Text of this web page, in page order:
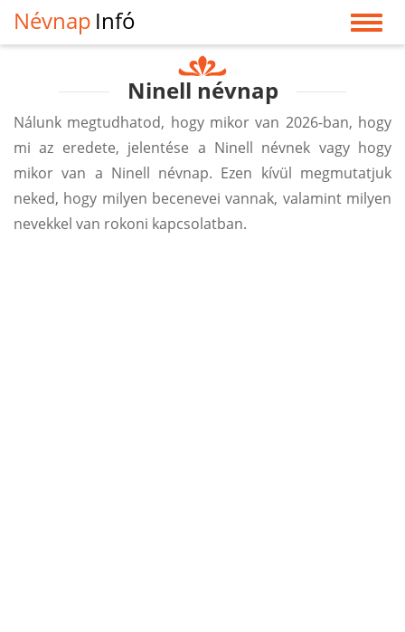
Névnap Infó
Ninell névnap
Nálunk megtudhatod, hogy mikor van 2026-ban, hogy
mi az eredete, jelentése a Ninell névnek vagy hogy
mikor van a Ninell névnap. Ezen kívül megmutatjuk
neked, hogy milyen becenevei vannak, valamint milyen
nevekkel van rokoni kapcsolatban.